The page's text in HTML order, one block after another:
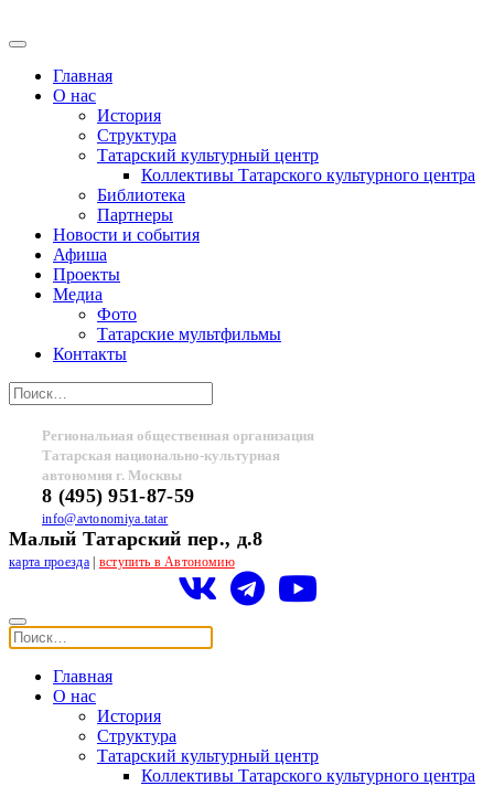
Главная
О нас
История
Структура
Татарский культурный центр
Коллективы Татарского культурного центра
Библиотека
Партнеры
Новости и события
Афиша
Проекты
Медиа
Фото
Татарские мультфильмы
Контакты
Региональная общественная организация
Татарская национально-культурная
автономия г. Москвы
8 (495) 951-87-59
info@avtonomiya.tatar
Малый Татарский пер., д.8
карта проезда| вступить в Автономию
Главная
О нас
История
Структура
Татарский культурный центр
Коллективы Татарского культурного центра